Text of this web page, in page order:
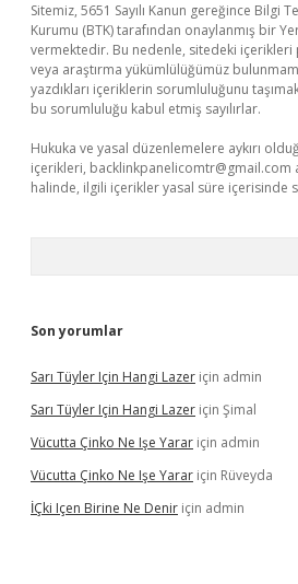
Sitemiz, 5651 Sayılı Kanun gereğince Bilgi
Kurumu (BTK) tarafından onaylanmış bir
vermektedir. Bu nedenle, sitedeki
veya araştırma yükümlülüğümüz
yazdıkları içeriklerin sorumluluğunu
bu sorumluluğu kabul etmiş sayılırlar.
Hukuka ve yasal düzenlemelere aykırı
içerikleri, backlinkpanelicomtr@gmail.com
halinde, ilgili içerikler yasal süre içerisinde
Son yorumlar
Sarı Tüyler Için Hangi Lazer için admin
Sarı Tüyler Için Hangi Lazer için Şimal
Vücutta Çinko Ne Işe Yarar için admin
Vücutta Çinko Ne Işe Yarar için Rüveyda
İÇki Içen Birine Ne Denir için admin